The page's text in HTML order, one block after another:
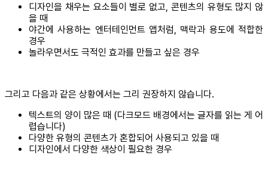
디자인을 채우는 요소들이 별로 없고, 콘텐츠의 유형도 많지 않
을 때
야간에 사용하는 엔터테인먼트 앱처럼, 맥락과 용도에 적합한
경우
놀라우면서도 극적인 효과를 만들고 싶은 경우
그리고 다음과 같은 상황에서는 그리 권장하지 않습니다.
텍스트의 양이 많은 때 (다크모드 배경에서는 글자를 읽는 게 어
렵습니다)
다양한 유형의 콘텐츠가 혼합되어 사용되고 있을 때
디자인에서 다양한 색상이 필요한 경우